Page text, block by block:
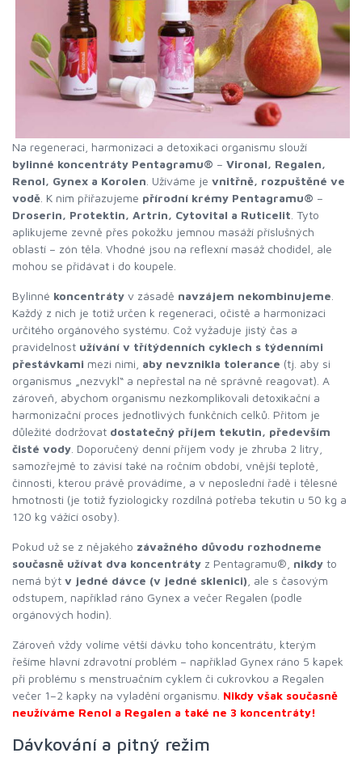
Na regeneraci, harmonizaci a detoxikaci organismu slouží
bylinné koncentráty Pentagramu® – Vironal, Regalen,
Renol, Gynex a Korolen. Užíváme je vnitřně, rozpuštěné ve
vodě. K nim přiřazujeme přírodní krémy Pentagramu® –
Droserin, Protektin, Artrin, Cytovital a Ruticelit. Tyto
aplikujeme zevně přes pokožku jemnou masáží příslušných
oblastí – zón těla. Vhodné jsou na reflexní masáž chodidel, ale
mohou se přidávat i do koupele.
Bylinné koncentráty v zásadě navzájem nekombinujeme.
Každý z nich je totiž určen k regeneraci, očistě a harmonizaci
určitého orgánového systému. Což vyžaduje jistý čas a
pravidelnost užívání v třítýdenních cyklech s týdenními
přestávkami mezi nimi, aby nevznikla tolerance (tj. aby si
organismus „nezvykl“ a nepřestal na ně správně reagovat). A
zároveň, abychom organismu nezkomplikovali detoxikační a
harmonizační proces jednotlivých funkčních celků. Přitom je
důležité dodržovat dostatečný příjem tekutin, především
čisté vody. Doporučený denní příjem vody je zhruba 2 litry,
samozřejmě to závisí také na ročním období, vnější teplotě,
činnosti, kterou právě provádíme, a v neposlední řadě i tělesné
hmotnosti (je totiž fyziologicky rozdílná potřeba tekutin u 50 kg a
120 kg vážící osoby).
Pokud už se z nějakého závažného důvodu rozhodneme
současně užívat dva koncentráty z Pentagramu®, nikdy to
nemá být v jedné dávce (v jedné sklenici), ale s časovým
odstupem, například ráno Gynex a večer Regalen (podle
orgánových hodin).
Zároveň vždy volíme větší dávku toho koncentrátu, kterým
řešíme hlavní zdravotní problém – například Gynex ráno 5 kapek
při problému s menstruačním cyklem či cukrovkou a Regalen
večer 1–2 kapky na vyladění organismu. Nikdy však současně
neužíváme Renol a Regalen a také ne 3 koncentráty!
Dávkování a pitný režim